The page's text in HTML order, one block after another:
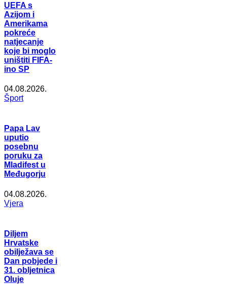
UEFA s
Azijom i
Amerikama
pokreće
natjecanje
koje bi moglo
uništiti FIFA-
ino SP
04.08.2026.
Šport
Papa Lav
uputio
posebnu
poruku za
Mladifest u
Međugorju
04.08.2026.
Vjera
Diljem
Hrvatske
obilježava se
Dan pobjede i
31. obljetnica
Oluje